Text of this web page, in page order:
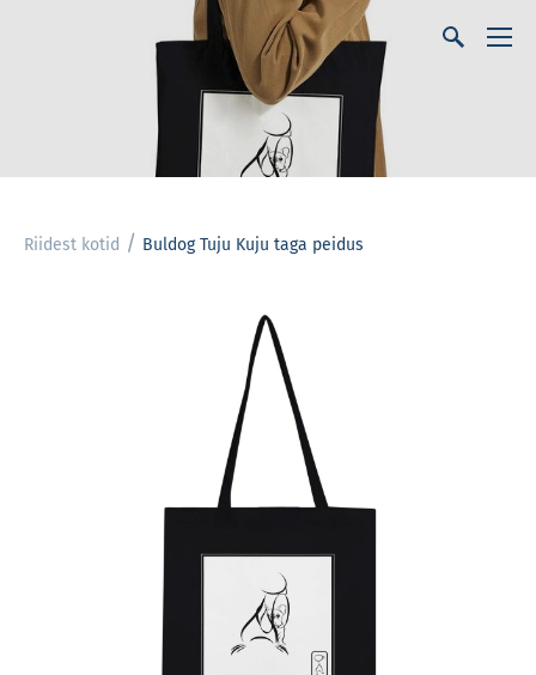
Riidest kotid / Buldog Tuju Kuju taga peidus